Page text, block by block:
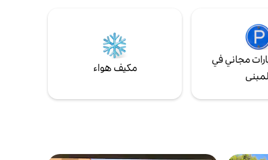
مجاني في
مكيف هواء